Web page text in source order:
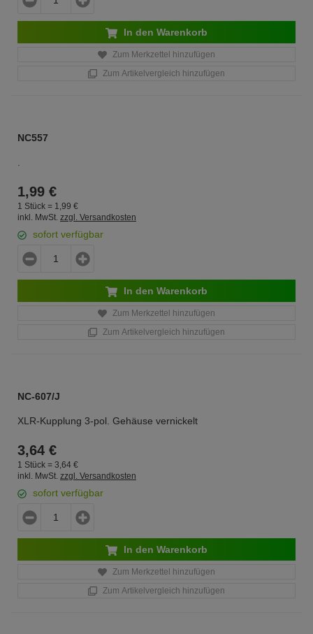
In den Warenkorb
Zum Merkzettel hinzufügen
Zum Artikelvergleich hinzufügen
NC557
1,99 €
1 Stück = 1, 99 €
inkl. MwSt. zzgl. Versandkosten
sofort verfügbar
In den Warenkorb
Zum Merkzettel hinzufügen
Zum Artikelvergleich hinzufügen
NC-607/J
XLR-Kupplung 3-pol. Gehäuse vernickelt
3,64 €
1 Stück = 3, 64 €
inkl. MwSt. zzgl. Versandkosten
sofort verfügbar
In den Warenkorb
Zum Merkzettel hinzufügen
Zum Artikelvergleich hinzufügen